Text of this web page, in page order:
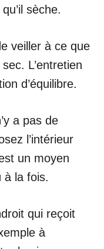
sèche.
veiller à ce que
L’entretien
d’équilibre.
a pas de
l’intérieur
un moyen
à la fois.
qui reçoit
à